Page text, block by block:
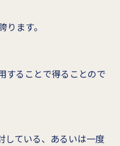
ます。
することで得ることので
している、あるいは一度